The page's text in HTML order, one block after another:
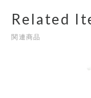
Related
関連商品